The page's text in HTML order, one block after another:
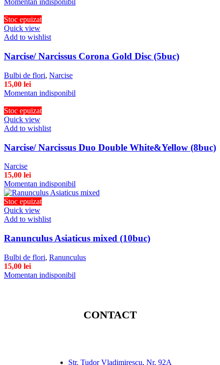
Momentan indisponibil
Stoc epuizat
Quick view
Add to wishlist
Narcise/ Narcissus Corona Gold Disc (5buc)
Bulbi de flori, Narcise
15,00 lei
Momentan indisponibil
Stoc epuizat
Quick view
Add to wishlist
Narcise/ Narcissus Duo Double White&Yellow (8buc)
Narcise
15,00 lei
Momentan indisponibil
Stoc epuizat
Quick view
Add to wishlist
Ranunculus Asiaticus mixed (10buc)
Bulbi de flori, Ranunculus
15,00 lei
Momentan indisponibil
CONTACT
Str. Tudor Vladimirescu, Nr. 92A